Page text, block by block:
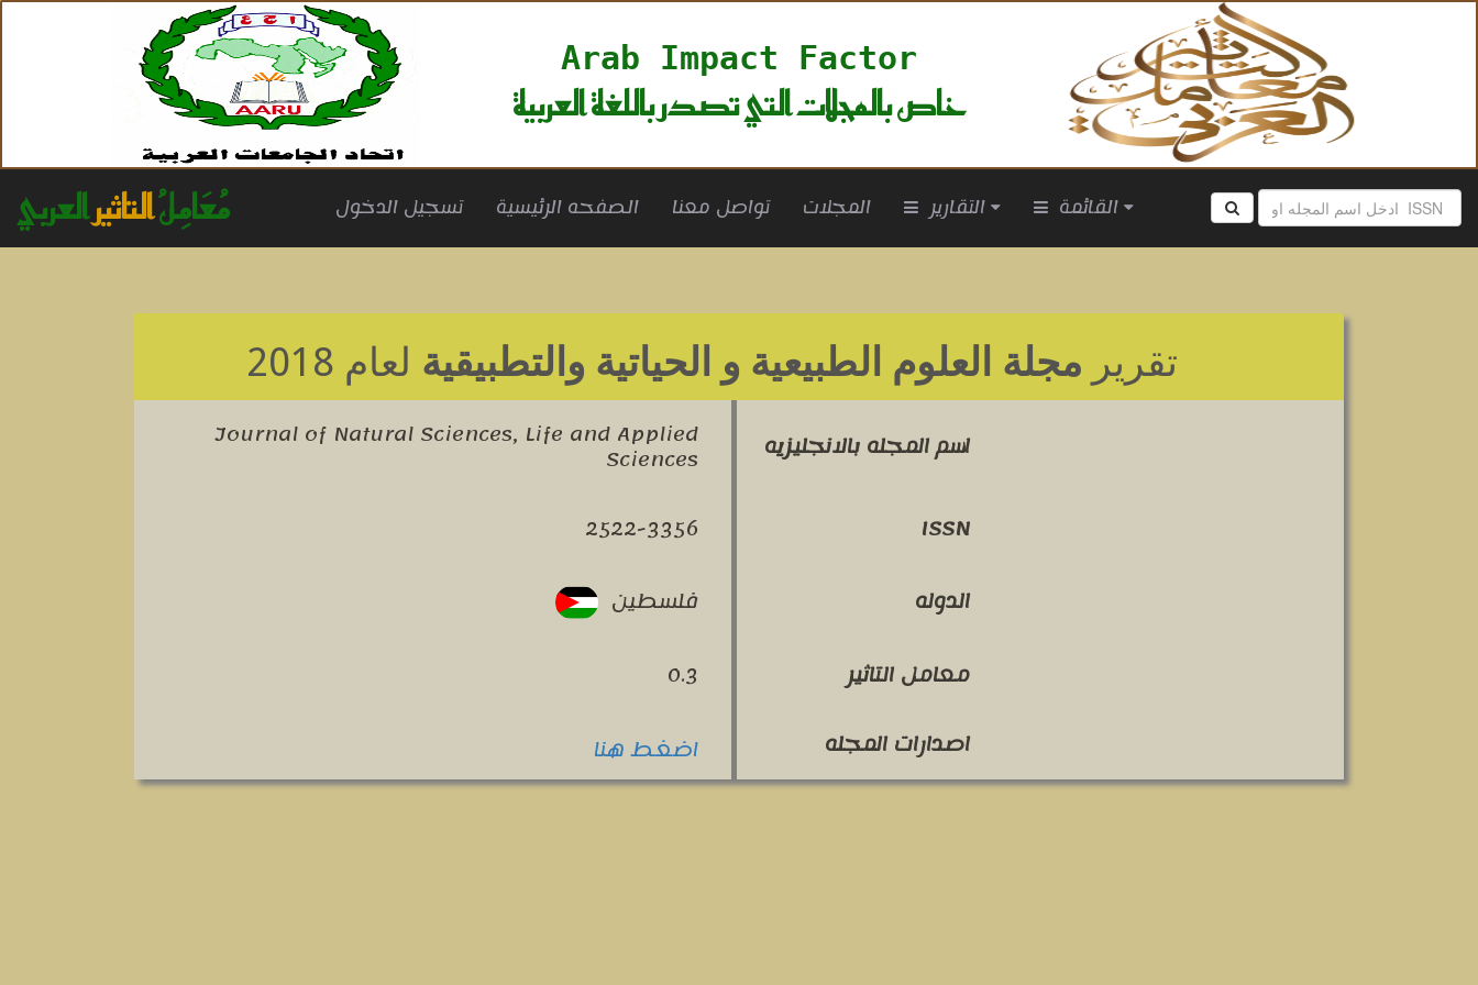
Arab Impact Factor
خاص بالمجلات التي تصدر باللغة العربية
مُعَامِلُالتاثيرالعربي تسجيل الدخول الصفحه الرئيسية تواصل معنا المجلات التقارير القائمة
تقرير مجلة العلوم الطبيعية و الحياتية والتطبيقية لعام 2018
اسم المجله بالانجليزيه Journal of Natural Sciences, Life and Applied
Sciences
ISSN
2522-3356
الدوله
فلسطين
معامل التاثير
0.3
اصدارات المجله
اضغط هنا